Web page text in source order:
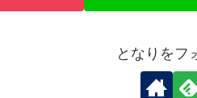
となりをフ